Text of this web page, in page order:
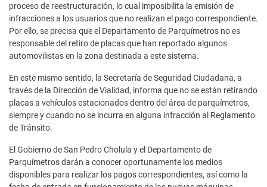
proceso de reestructuración, lo cual imposibilita la emisión de
infracciones a los usuarios que no realizan el pago correspondiente.
Por ello, se precisa que el Departamento de Parquímetros no es
responsable del retiro de placas que han reportado algunos
automovilistas en la zona destinada a este sistema.
En este mismo sentido, la Secretaría de Seguridad Ciudadana, a
través de la Dirección de Vialidad, informa que no se están retirando
placas a vehículos estacionados dentro del área de parquímetros,
siempre y cuando no se incurra en alguna infracción al Reglamento
de Tránsito.
El Gobierno de San Pedro Cholula y el Departamento de
Parquímetros darán a conocer oportunamente los medios
disponibles para realizar los pagos correspondientes, así como la